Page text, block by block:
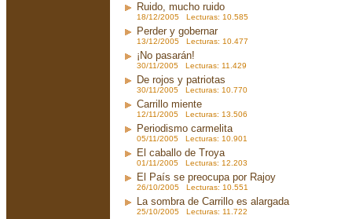
Ruido, mucho ruido
18/12/2005 Lecturas: 10.585
Perder y gobernar
13/12/2005 Lecturas: 10.477
¡No pasarán!
30/11/2005 Lecturas: 11.429
De rojos y patriotas
30/11/2005 Lecturas: 10.770
Carrillo miente
12/11/2005 Lecturas: 13.506
Periodismo carmelita
05/11/2005 Lecturas: 10.901
El caballo de Troya
01/11/2005 Lecturas: 12.203
El País se preocupa por Rajoy
26/10/2005 Lecturas: 10.551
La sombra de Carrillo es alargada
25/10/2005 Lecturas: 11.722